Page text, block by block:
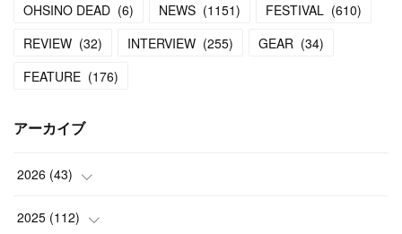
OHSINO DEAD (6) NEWS (1151) FESTIVAL (610)
REVIEW (32) INTERVIEW (255) GEAR (34)
FEATURE (176)
アーカイブ
2026 (43)
( 2)
2025 (112)